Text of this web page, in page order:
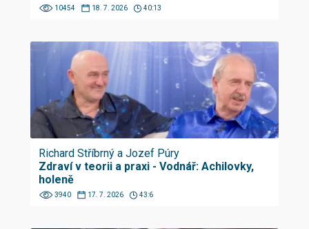
10454 18. 7. 2026 40:13
Richard Stříbrný a Jozef Púry
Zdraví v teorii a praxi - Vodnář: Achilovky,
holeně
3940 17. 7. 2026 43:6